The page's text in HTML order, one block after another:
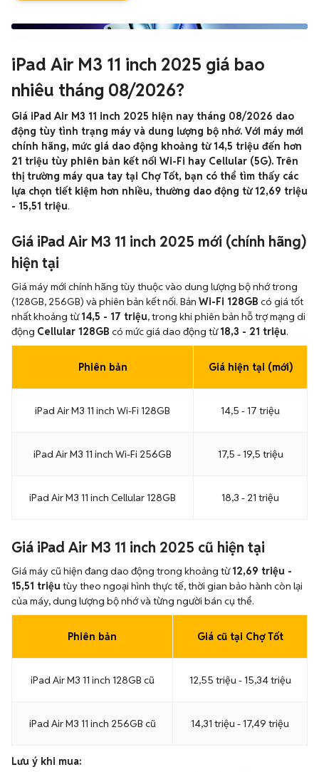
iPad Air M3 11 inch 2025 giá bao
nhiêu tháng 08/2026?
Giá iPad Air M3 11 inch 2025 hiện nay tháng 08/2026 dao
động tùy tình trạng máy và dung lượng bộ nhớ. Với máy mới
chính hãng, mức giá dao động khoảng từ 14,5 triệu đến hơn
21 triệu tùy phiên bản kết nối Wi-Fi hay Cellular (5G). Trên
thị trường máy qua tay tại Chợ Tốt, bạn có thể tìm thấy các
lựa chọn tiết kiệm hơn nhiều, thường dao động từ 12,69 triệu
- 15,51 triệu.
Giá iPad Air M3 11 inch 2025 mới (chính hãng)
hiện tại
Giá máy mới chính hãng tùy thuộc vào dung lượng bộ nhớ trong
(128GB, 256GB) và phiên bản kết nối. Bản Wi-Fi 128GB có giá tốt
nhất khoảng từ14,5 - 17 triệu, trong khi phiên bản hỗ trợ mạng di
động Cellular 128GB có mức giá dao động từ18,3 - 21 triệu.
Phiên bản Giá hiện tại (mới)
iPad Air M3 11 inch Wi-Fi 128GB 14,5 - 17 triệu
iPad Air M3 11 inch Wi-Fi 256GB 17,5 - 19,5 triệu
iPad Air M3 11 inch Cellular 128GB 18,3 - 21 triệu
Giá iPad Air M3 11 inch 2025 cũ hiện tại
Giá máy cũ hiện đang dao động trong khoảng từ12,69 triệu -
15,51 triệutùy theo ngoại hình thực tế, thời gian bảo hành còn lại
của máy, dung lượng bộ nhớ và từng người bán cụ thể.
Phiên bản Giá cũ tại Chợ Tốt
iPad Air M3 11 inch 128GB cũ 12,55 triệu - 15,34 triệu
iPad Air M3 11 inch 256GB cũ 14,31 triệu - 17,49 triệu
Lưu ý khi mua: